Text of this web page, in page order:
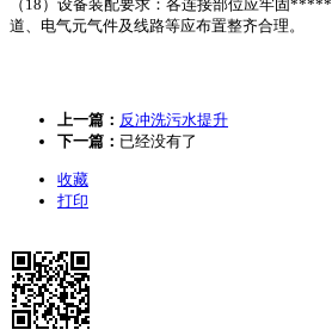
（18）设备装配要求：各连接部位应牢固
道、电气元气件及线路等应布置整齐合理。
上一篇： 反冲洗污水提升
下一篇： 已经没有了
收藏
打印